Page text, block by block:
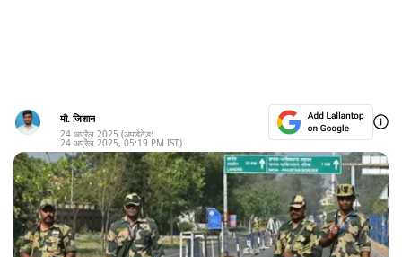
मौ. जिशान
24 अप्रैल 2025 (अपडेटेड:
24 अप्रैल 2025, 05:19 PM IST)